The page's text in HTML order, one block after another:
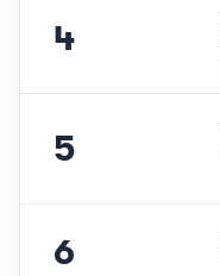
4
5
6